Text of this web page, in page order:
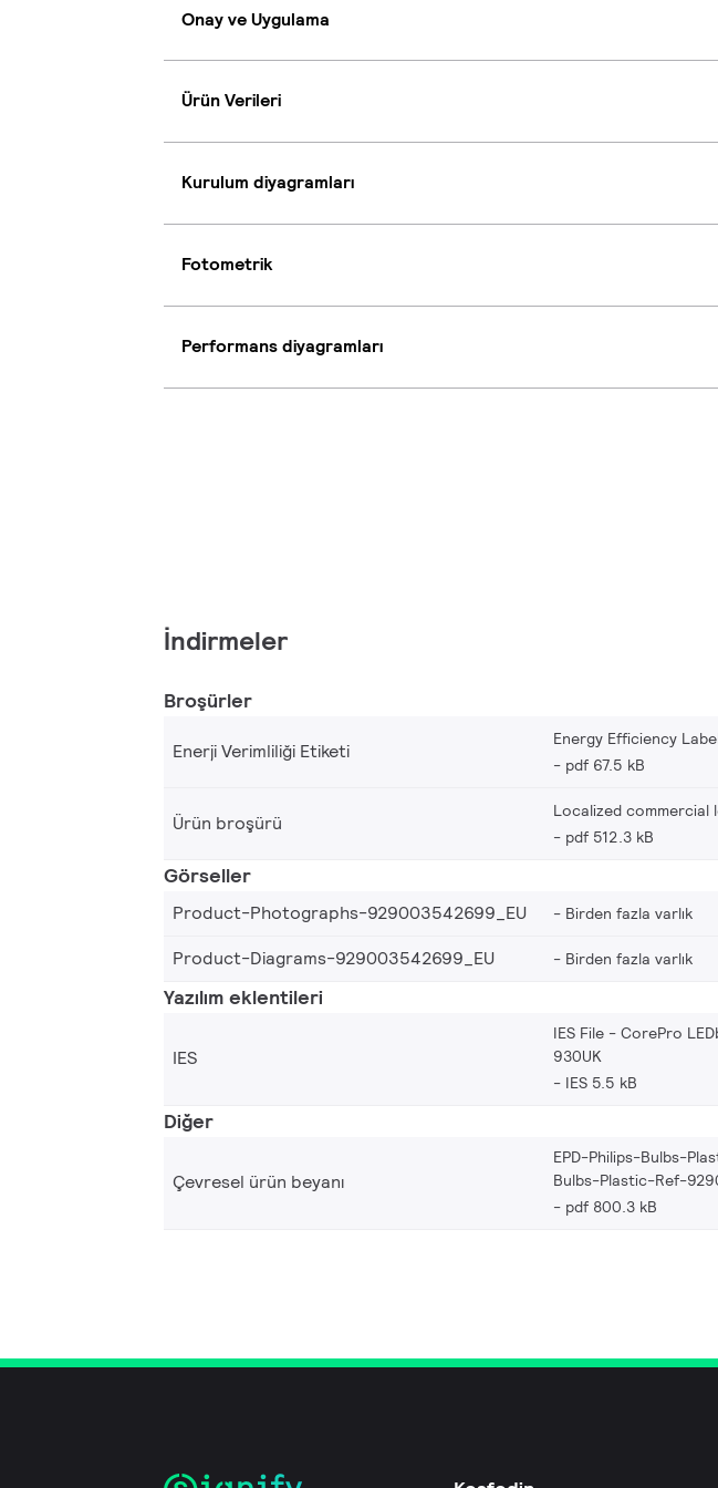
Onay ve Uygulama
Ürün Verileri
Kurulum diyagramları
Fotometrik
Performans diyagramları
İndirmeler
Broşürler
Enerji Verimliliği Etiketi
Energy Efficiency
pdf 67.5 kB
Ürün broşürü
Localized
pdf 512.3 kB
Görseller
Product-Photographs-929003542699_EU Birden fazla varlık
Product-Diagrams-929003542699_EU
Birden fazla varlık
Yazılım eklentileri
IES
IES File - CorePro
930UK
IES 5.5 kB
Diğer
Çevresel ürün beyanı
EPD-Philips-Bulbs-
Bulbs-Plastic-Ref-
pdf 800.3 kB